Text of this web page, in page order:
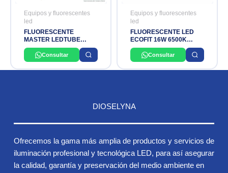
Equipos y fluorescentes
led
FLUORESCENTE
MASTER LEDTUBE
14.7W/865 T8 1200MM
UO 220-240V PHILIPS
Consultar
Equipos y fluorescentes
led
FLUORESCENTE LED
ECOFIT 16W 6500K
1600LM 220-240V
PHILIPSConsultar
DIOSELYNA
Ofrecemos la gama más amplia de productos y servicios de
iluminación profesional y tecnológica LED, para así asegurar
la calidad, garantía y preservación del medio ambiente en